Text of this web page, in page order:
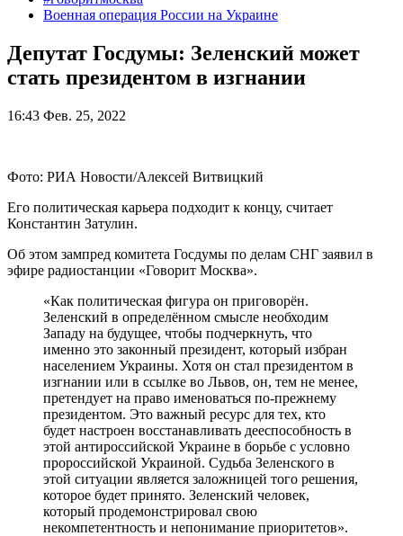
Военная операция России на Украине
Депутат Госдумы: Зеленский может
стать президентом в изгнании
16:43 Фев. 25, 2022
Фото: РИА Новости/Алексей Витвицкий
Его политическая карьера подходит к концу, считает
Константин Затулин.
Об этом зампред комитета Госдумы по делам СНГ заявил в
эфире радиостанции «Говорит Москва».
«Как политическая фигура он приговорён.
Зеленский в определённом смысле необходим
Западу на будущее, чтобы подчеркнуть, что
именно это законный президент, который избран
населением Украины. Хотя он стал президентом в
изгнании или в ссылке во Львов, он, тем не менее,
претендует на право именоваться по-прежнему
президентом. Это важный ресурс для тех, кто
будет настроен восстанавливать дееспособность в
этой антироссийской Украине в борьбе с условно
пророссийской Украиной. Судьба Зеленского в
этой ситуации является заложницей того решения,
которое будет принято. Зеленский человек,
который продемонстрировал свою
некомпетентность и непонимание приоритетов».